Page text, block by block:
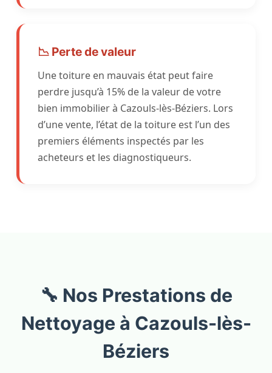
📉 Perte de valeur
Une toiture en mauvais état peut faire
perdre jusqu’à 15% de la valeur de votre
bien immobilier à Cazouls-lès-Béziers. Lors
d’une vente, l’état de la toiture est l’un des
premiers éléments inspectés par les
acheteurs et les diagnostiqueurs.
🔧 Nos Prestations de
Nettoyage à Cazouls-lès-
Béziers